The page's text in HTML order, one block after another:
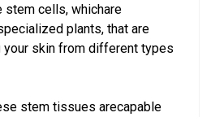
stem cells, whichare
plants, that are
your skin from different types
stem tissues arecapable